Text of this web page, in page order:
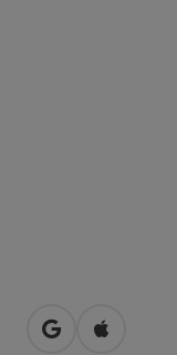
in Googlein Apple